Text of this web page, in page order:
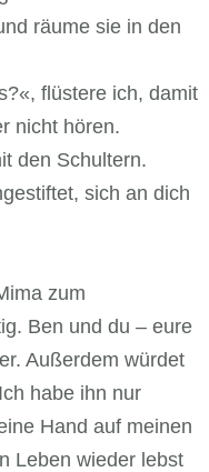
räume sie in den
flüstere ich, damit
nicht hören.
den Schultern.
sich an dich
zum
Ben und du – eure
Außerdem würdet
habe ihn nur
Hand auf meinen
Leben wieder lebst